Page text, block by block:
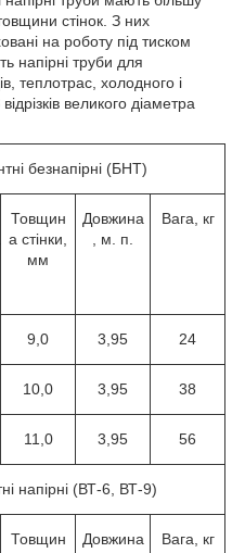
стінок. З них
на роботу під тиском
напірні труби для
теплотрас, холодного і
великого діаметра
безнапірні (БНТ)
Товщин
а стінки,
мм
Довжина
, м. п.
Вага, кг
9,0 3,95 24
10,0 3,95 38
11,0 3,95 56
напірні (ВТ-6, ВТ-9)
Товщин
Довжина
Вага, кг